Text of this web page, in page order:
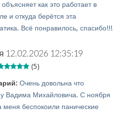
как это работает в
и откуда берётся эта
Всё понравилось, спасибо!!!
12.02.2026 12:35:19
(5)
Очень довольна что
у Вадима Михайловича. С ноября
меня беспокоили панические